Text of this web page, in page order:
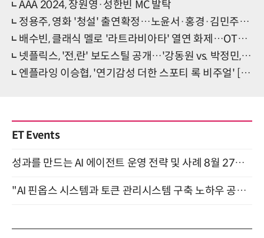
AAA 2024, 장원영·성한빈 MC 발탁
정용주, 영화 '청설' 출연확정…노윤서·홍경·김민주와 호흡 예고
배수빈, 클래식 멜로 '라트라비아타' 열연 화제…OTT 공개 후 재조명
넷플릭스, '전,란' 보도스틸 공개…'강동원 vs. 박정민, 혼란 속 마주댄 칼끝'
엔플라잉 이승협, '연기감성 더한 스포티 록 비주얼' [화보]
ET Events
성과를 만드는 AI 에이전트 운영 전략 및 사례 8월 27일 개최
"AI 핀옵스 시스템과 토큰 관리시스템 구축 노하우 공개" 잠실 한국광고문화회관 2층 대회의실 (8/21)